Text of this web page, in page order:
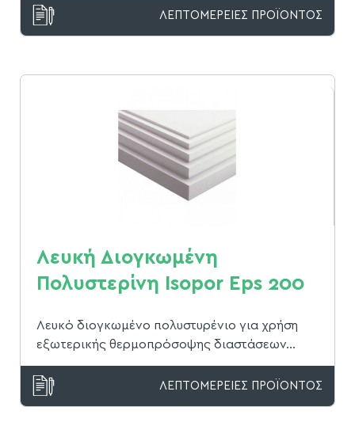
ΛΕΠΤΟΜΕΡΕΙΕΣ ΠΡΟΪΟΝΤΟΣ
Λευκή Διογκωμένη
Πολυστερίνη Isopor Eps 200
Λευκό διογκωμένο πολυστυρένιο για χρήση
εξωτερικής θερμοπρόσοψης διαστάσεων...
ΛΕΠΤΟΜΕΡΕΙΕΣ ΠΡΟΪΟΝΤΟΣ